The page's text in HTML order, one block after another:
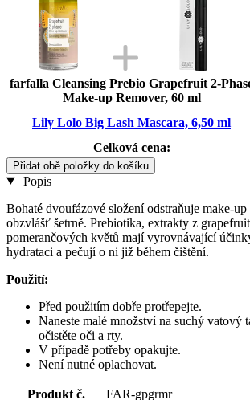
farfalla Cleansing Prebio Grapefruit 2-
Make-up Remover, 60 ml
Lily Lolo Big Lash Mascara, 6,50 ml
Celková cena:
Přidat obě položky do košíku
Popis
Bohaté dvoufázové složení odstraňuje make-up
obzvlášť šetrně. Prebiotika, extrakty z
pomerančových květů mají vyrovnávající
hydrataci a pečují o ni již během čištění.
Použití:
Před použitím dobře protřepejte.
Naneste malé množství na suchý vatový
očistěte oči a rty.
V případě potřeby opakujte.
Není nutné oplachovat.
Produkt č. FAR-gpgrmr